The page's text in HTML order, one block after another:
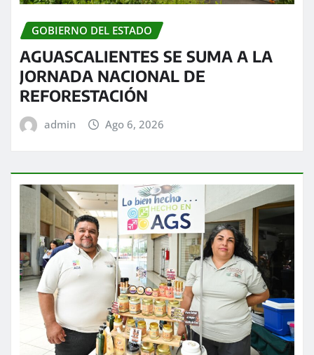
GOBIERNO DEL ESTADO
AGUASCALIENTES SE SUMA A LA
JORNADA NACIONAL DE
REFORESTACIÓN
admin Ago 6, 2026